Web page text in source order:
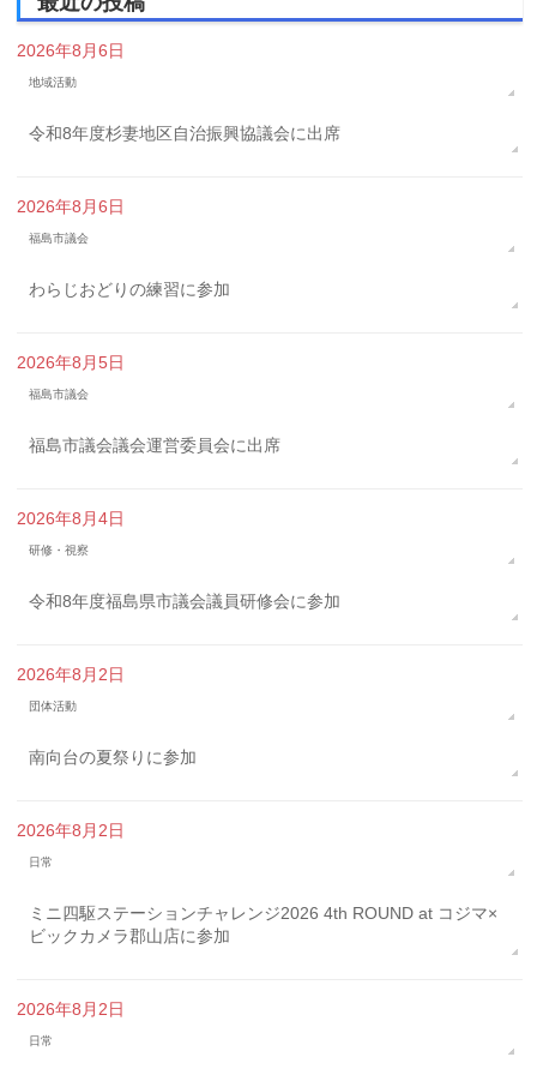
2026年8月6日
地域活動
令和8年度杉妻地区自治振興協議会に出席
2026年8月6日
福島市議会
わらじおどりの練習に参加
2026年8月5日
福島市議会
福島市議会議会運営委員会に出席
2026年8月4日
研修・視察
令和8年度福島県市議会議員研修会に参加
2026年8月2日
団体活動
南向台の夏祭りに参加
2026年8月2日
日常
ミニ四駆ステーションチャレンジ2026 4th ROUND at コジマ×
ビックカメラ郡山店に参加
2026年8月2日
日常